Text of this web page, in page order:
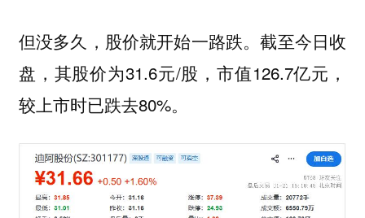
但没多久，股价就开始一路跌。截至今日收
盘，其股价为31.6元/股，市值126.7亿元，
较上市时已跌去80%。